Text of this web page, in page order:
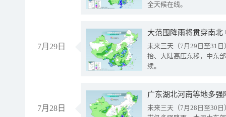
全天候在线。
7月29日
大范围降雨将贯穿南
未来三天（7月29日至31
抬、大陆高压东移，中东
续。
7月28日
广东湖北河南等地多
未来三天（7月28日至30